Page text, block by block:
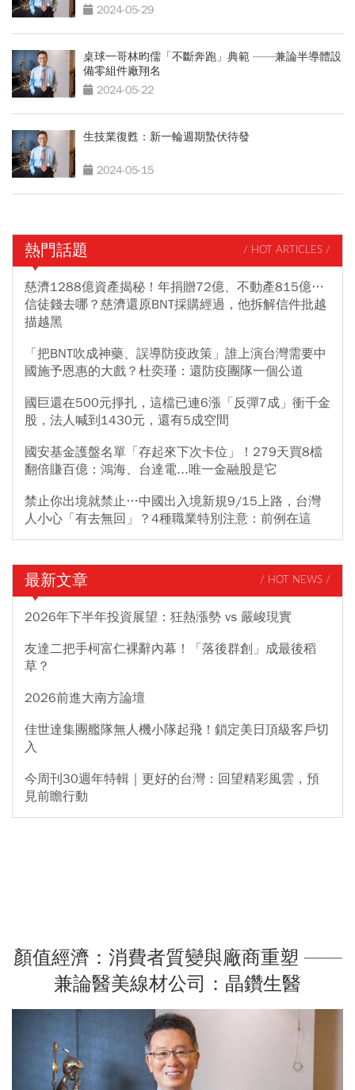
2024-05-29
桌球一哥林昀儒「不斷奔跑」典範 ——兼論半導體設
備零組件廠翔名
2024-05-22
生技業復甦：新一輪週期蟄伏待發
2024-05-15
熱門話題 / HOT ARTICLES /
慈濟1288億資產揭秘！年捐贈72億、不動產815億…
信徒錢去哪？慈濟還原BNT採購經過，他拆解信件批越
描越黑
「把BNT吹成神藥、誤導防疫政策」誰上演台灣需要中
國施予恩惠的大戲？杜奕瑾：還防疫團隊一個公道
國巨還在500元掙扎，這檔已連6漲「反彈7成」衝千金
股，法人喊到1430元，還有5成空間
國安基金護盤名單「存起來下次卡位」！279天買8檔
翻倍賺百億：鴻海、台達電...唯一金融股是它
禁止你出境就禁止…中國出入境新規9/15上路，台灣
人小心「有去無回」？4種職業特別注意：前例在這
最新文章 / HOT NEWS /
2026年下半年投資展望：狂熱漲勢 vs 嚴峻現實
友達二把手柯富仁裸辭內幕！「落後群創」成最後稻
草？
2026前進大南方論壇
佳世達集團艦隊無人機小隊起飛！鎖定美日頂級客戶切
入
今周刊30週年特輯｜更好的台灣：回望精彩風雲，預
見前瞻行動
顏值經濟：消費者質變與廠商重塑 ——
兼論醫美線材公司：晶鑽生醫